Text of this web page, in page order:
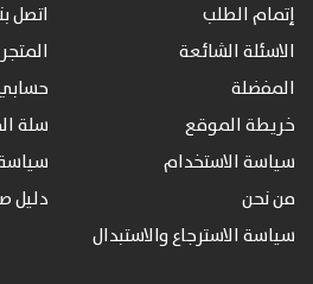
إتمام الطلب
اتصل
الاسئلة الشائعة
المتجر
المفضلة
خريطة الموقع
سلة
سياسة الاستخدام
من نحن
دليل
سياسة الاسترجاع والاستبدال